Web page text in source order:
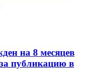
на 8 месяцев
публикацию в